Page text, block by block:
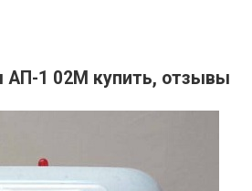
АП-1 02М купить, отзывы